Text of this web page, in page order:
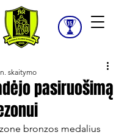
pasiruošimą
skaitymo
bronzos medalius